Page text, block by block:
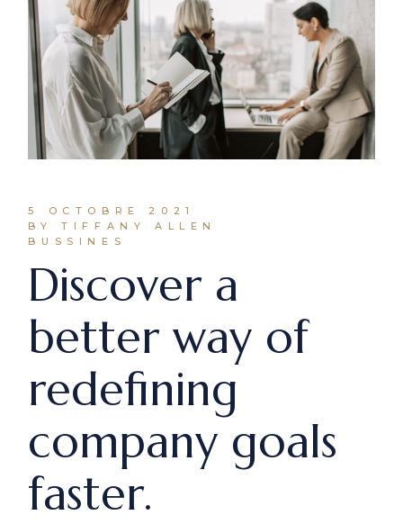
5 OCTOBRE 2021
BY TIFFANY ALLEN
BUSSINES
Discover a
better way of
redefining
company goals
faster.